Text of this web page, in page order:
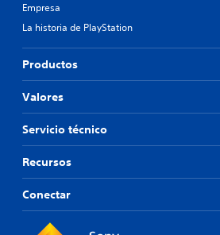
Empresa
La historia de PlayStation
Productos
Valores
Servicio técnico
Recursos
Conectar